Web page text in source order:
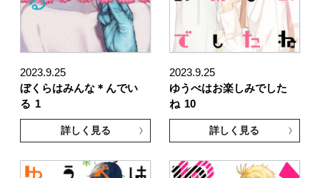
2023.9.25
ぼくらはみんな＊んでい
る 1
詳しく見る
2023.9.25
ゆうべはお楽しみでした
ね 10
詳しく見る